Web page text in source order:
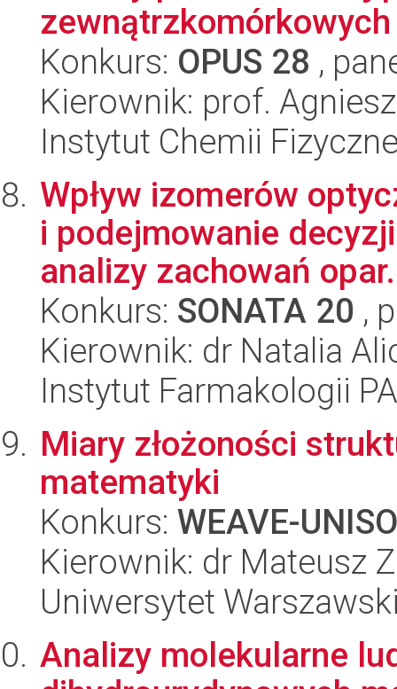
Konkurs: OPUS 28 ,
Kierownik: prof.
Instytut Chemii
Wpływ izomerów
i podejmowanie
analizy zachowań
Konkurs: SONATA 20 ,
Kierownik: dr Natalia
Instytut Farmakologii
Miary złożoności
matematyki
Konkurs: WEAVE-
Kierownik: dr Mateusz
Uniwersytet
Analizy molekularne